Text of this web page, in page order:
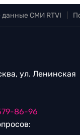
СМИ RTVI
ул. Ленинская
86-96